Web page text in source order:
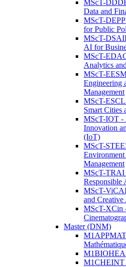
MScT-
Data and
MScT-
for Public
MScT-
AI for
MScT-
Analytics
MScT-
Engineering
Management
MScT-
Smart Cities
MScT-IOT -
Innovation
(IoT)
MScT-
Management
MScT-TRAI
Responsible
MScT-
and
MScT-XCin
Master (DNM)
M1BIOHEA
M1CHEINT